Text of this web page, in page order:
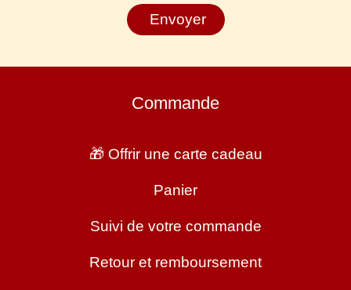
Envoyer
Commande
🎁 Offrir une carte cadeau
Panier
Suivi de votre commande
Retour et remboursement